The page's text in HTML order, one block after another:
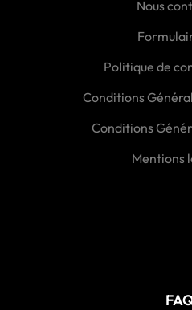
Nous
Politique de
Conditions
Conditions
Mentions